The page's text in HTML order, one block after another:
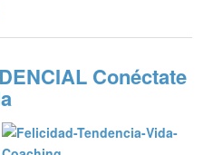
Conéctate